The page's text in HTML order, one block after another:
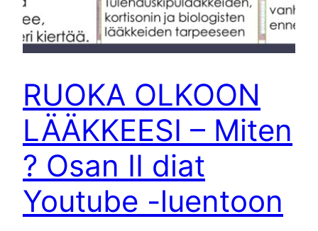
RUOKA OLKOON
LÄÄKKEESI – Miten
? Osan II diat
Youtube -luentoon